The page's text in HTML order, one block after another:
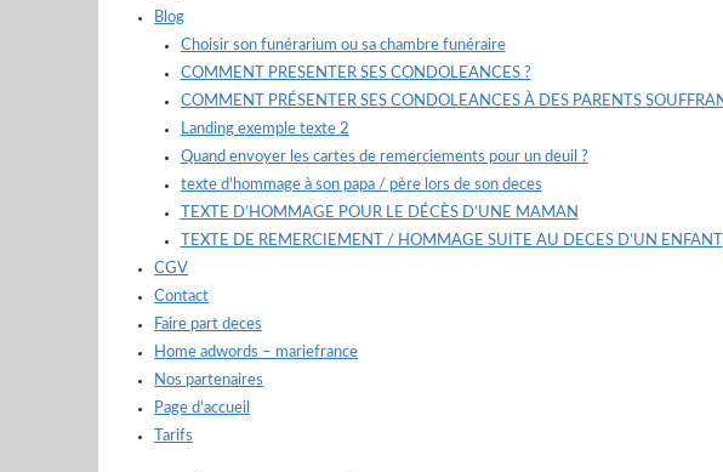
Blog
Choisir son funérarium ou sa chambre funéraire
COMMENT PRESENTER SES CONDOLEANCES ?
COMMENT PRÉSENTER SES CONDOLEANCES À DES PARENTS
Landing exemple texte 2
Quand envoyer les cartes de remerciements pour un deuil ?
texte d’hommage à son papa / père lors de son deces
TEXTE D’HOMMAGE POUR LE DÉCÈS D’UNE MAMAN
TEXTE DE REMERCIEMENT / HOMMAGE SUITE AU DECES D’UN ENFANT
CGV
Contact
Faire part deces
Home adwords – mariefrance
Nos partenaires
Page d’accueil
Tarifs